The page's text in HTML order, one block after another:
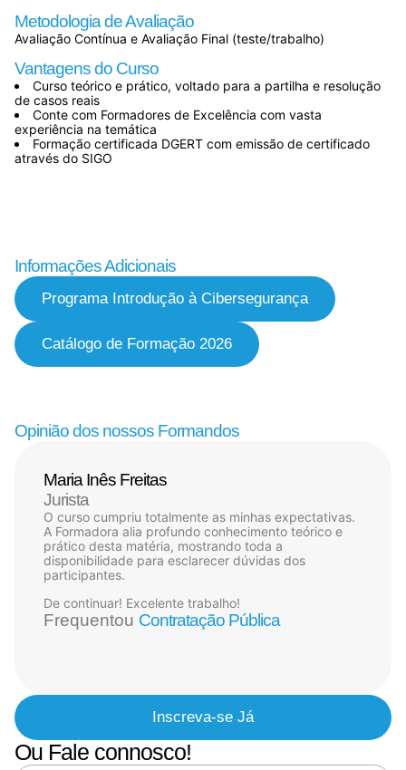
Metodologia de Avaliação
Avaliação Contínua e Avaliação Final (teste/trabalho)
Vantagens do Curso
Curso teórico e prático, voltado para a partilha e resolução
de casos reais
Conte com Formadores de Excelência com vasta
experiência na temática
Formação certificada DGERT com emissão de certificado
através do SIGO
Informações Adicionais
Programa Introdução à Cibersegurança
Catálogo de Formação 2026
Opinião dos nossos Formandos
Maria Inês Freitas
Jurista
O curso cumpriu totalmente as minhas expectativas.
A Formadora alia profundo conhecimento teórico e
prático desta matéria, mostrando toda a
disponibilidade para esclarecer dúvidas dos
participantes.
De continuar! Excelente trabalho!
Frequentou Contratação Pública
Inscreva-se Já
Ou Fale connosco!